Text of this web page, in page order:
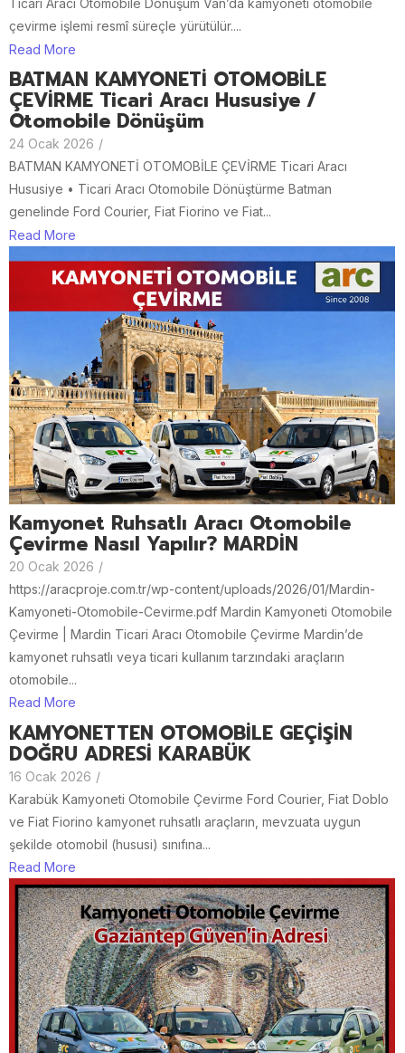
Ticari Aracı Otomobile Dönüşüm Van’da kamyoneti otomobile
çevirme işlemi resmî süreçle yürütülür....
Read More
BATMAN KAMYONETİ OTOMOBİLE
ÇEVİRME Ticari Aracı Hususiye /
Otomobile Dönüşüm
24 Ocak 2026 /
BATMAN KAMYONETİ OTOMOBİLE ÇEVİRME Ticari Aracı
Hususiye • Ticari Aracı Otomobile Dönüştürme Batman
genelinde Ford Courier, Fiat Fiorino ve Fiat...
Read More
Kamyonet Ruhsatlı Aracı Otomobile
Çevirme Nasıl Yapılır? MARDİN
20 Ocak 2026 /
https://aracproje.com.tr/wp-content/uploads/2026/01/Mardin-
Kamyoneti-Otomobile-Cevirme.pdf Mardin Kamyoneti Otomobile
Çevirme | Mardin Ticari Aracı Otomobile Çevirme Mardin’de
kamyonet ruhsatlı veya ticari kullanım tarzındaki araçların
otomobile...
Read More
KAMYONETTEN OTOMOBİLE GEÇİŞİN
DOĞRU ADRESİ KARABÜK
16 Ocak 2026 /
Karabük Kamyoneti Otomobile Çevirme Ford Courier, Fiat Doblo
ve Fiat Fiorino kamyonet ruhsatlı araçların, mevzuata uygun
şekilde otomobil (hususi) sınıfına...
Read More